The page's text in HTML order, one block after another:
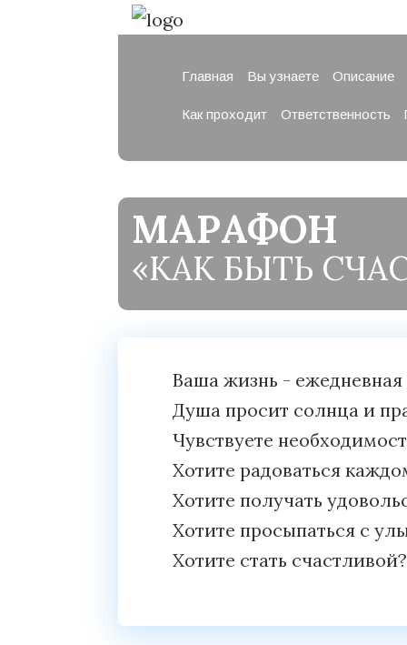
Главная Вы узнаете Описание
Как проходит Ответственность
МАРАФОН
«КАК БЫТЬ
Ваша жизнь -
Душа просит солнца и
Чувствуете
Хотите радоваться
Хотите получать
Хотите просыпаться с
Хотите стать счастливой?